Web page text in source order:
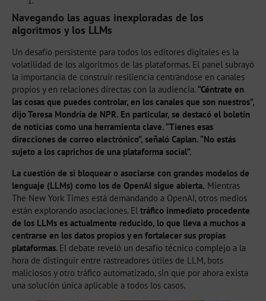
Navegando las aguas inexploradas de los
algoritmos y los LLMs
Un desafío persistente para todos los editores digitales es la
volatilidad de los algoritmos de las plataformas. El panel subrayó
la importancia de construir resiliencia centrándose en canales
propios y en relaciones directas con la audiencia. “Céntrate en
las cosas que puedes controlar, en los canales que son nuestros”,
dijo Teresa Mondría de NPR. En particular, se destacó el boletín
de noticias como una herramienta clave. “Tienes esas
direcciones de correo electrónico”, señaló Caplan. “No estás
sujeto a los caprichos de una plataforma social”.
La cuestión de si bloquear o asociarse con grandes modelos de
lenguaje (LLMs) como los de OpenAI sigue abierta. Mientras
The New York Times está demandando a OpenAI, otros medios
están explorando asociaciones. El tráfico inmediato procedente
de los LLMs es actualmente reducido, lo que lleva a muchos a
centrarse en los datos propios y en fortalecer sus propias
plataformas. El debate reveló un desafío técnico complejo a la
hora de distinguir entre rastreadores útiles de LLM, bots
maliciosos y otro tráfico automatizado, sin que por ahora exista
una solución única aplicable a todos los casos.